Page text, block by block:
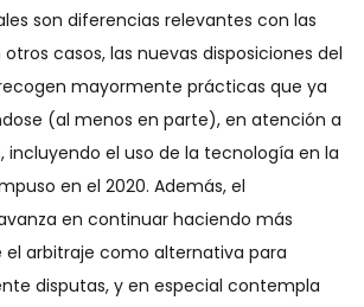
son diferencias relevantes con las
otros casos, las nuevas disposiciones del
mayormente prácticas que ya
(al menos en parte), en atención a
incluyendo el uso de la tecnología en la
en el 2020. Además, el
en continuar haciendo más
arbitraje como alternativa para
disputas, y en especial contempla